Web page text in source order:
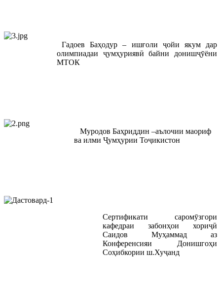
Гадоев Баҳодур – ишғоли ҷойи якум дар
олимпиадаи ҷумҳуриявӣ байни донишҷӯёни
МТОК
Муродов Баҳриддин –аълочии маориф
ва илми Ҷумҳурии Тоҷикистон
Сертификати саромӯзгори
кафедраи забонҳои хориҷӣ
Саидов Муҳаммад аз
Конференсияи Донишгоҳи
Соҳибкории ш.Хуҷанд